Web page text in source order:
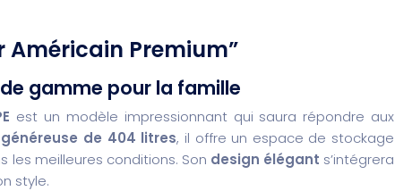
Américain Premium”
gamme pour la famille
est un modèle impressionnant qui saura répondre aux
de 404 litres, il offre un espace de stockage
les meilleures conditions. Son design élégant s’intégrera
style.